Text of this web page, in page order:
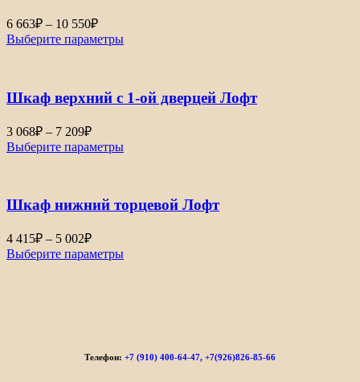
6 663₽ – 10 550₽
Выберите параметры
Шкаф верхний с 1-ой дверцей Лофт
3 068₽ – 7 209₽
Выберите параметры
Шкаф нижний торцевой Лофт
4 415₽ – 5 002₽
Выберите параметры
Телефон: +7 (910) 400-64-47, +7(926)826-85-66